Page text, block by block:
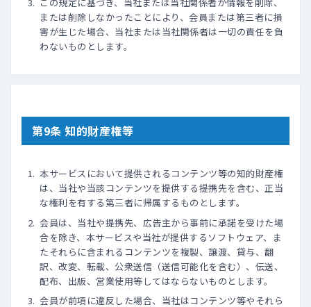
または削除しなかったことにより、会員または第三者に損
害が生じた場合、当社または当社関係者は一切の責任を負
わないものとします。
第9条 知的財産権等
本サービスにおいて提供されるコンテンツ等の知的財産権
は、当社や当該コンテンツを提供する提携先を含む、正当
な権利を有する第三者に帰属するものとします。
会員は、当社や提携先、広告主から事前に承諾を受けた場
合を除き、本サービスや当社が提供するソフトウェア、ま
たそれらに含まれるコンテンツを複製、譲渡、貸与、翻
訳、改変、転載、公衆送信（送信可能化を含む）、伝送、
配布、出版、営業使用等してはならないものとします。
会員が前項に違反した場合、当社はコンテンツ等やそれら